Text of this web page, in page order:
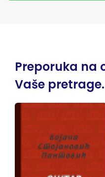
Preporuka na
Vaše